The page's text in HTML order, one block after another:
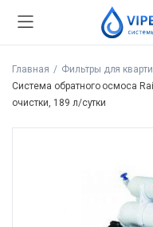
Главная
Фильтры для
Система обратного осмоса
очистки, 189 л/сутки